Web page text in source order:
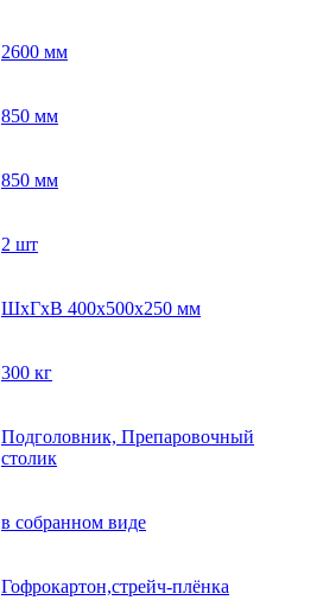
2600 мм
850 мм
850 мм
2 шт
ШхГхВ 400х500х250 мм
300 кг
Подголовник, Препаровочный
столик
в собранном виде
Гофрокартон,стрейч-плёнка